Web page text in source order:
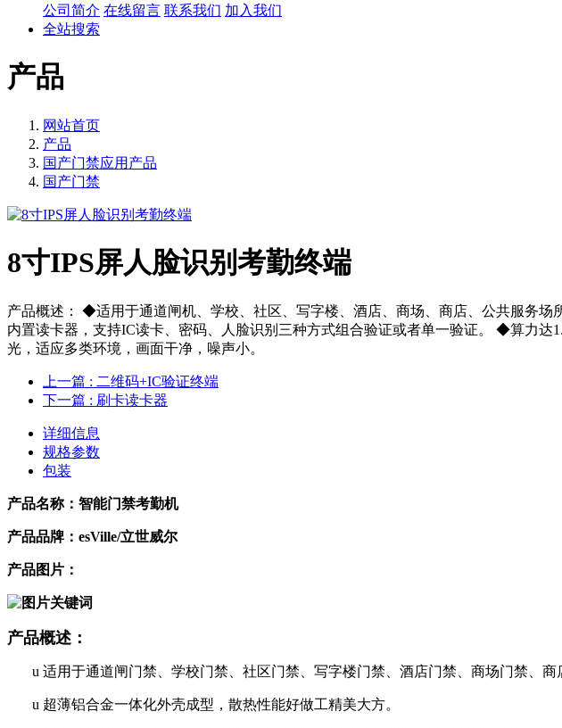
公司简介 在线留言 联系我们 加入我们
全站搜索
产品
网站首页
产品
国产门禁应用产品
国产门禁
8寸IPS屏人脸识别考勤终端
产品概述： ◆适用于通道闸机、学校、社区、写字楼、酒店、商场、商店、公共服务
内置读卡器，支持IC读卡、密码、人脸识别三种方式组合验证或者单一验证。 ◆算力
光，适应多类环境，画面干净，噪声小。
上一篇 : 二维码+IC验证终端
下一篇 : 刷卡读卡器
详细信息
规格参数
包装
产品名称：智能门禁考勤机
产品品牌：esVille/立世威尔
产品图片：
产品概述：
u 适用于通道闸门禁、学校门禁、社区门禁、写字楼门禁、酒店门禁、商场门禁、商
u 超薄铝合金一体化外壳成型，散热性能好做工精美大方。